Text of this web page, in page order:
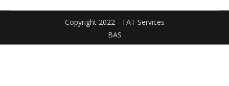
Facebook
X
PinterestLinkedInWhatsApp
Copyright 2022 - TAT Services
BAS